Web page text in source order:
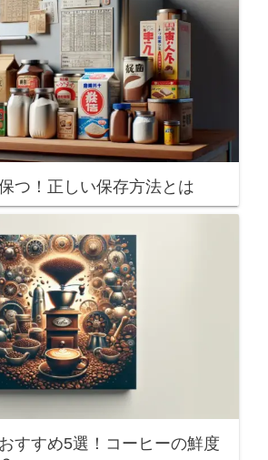
つ！正しい保存方法とは
すすめ5選！コーヒーの鮮度